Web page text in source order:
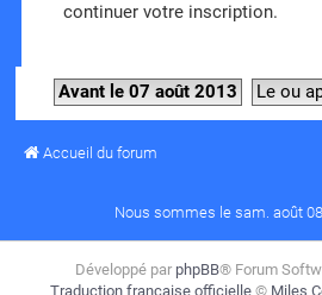
continuer votre inscription.
Avant le 07 août 2013 Le ou
Accueil du forum
Nous sommes le sam. août
Développé par phpBB® Forum
Traduction française officielle© Miles